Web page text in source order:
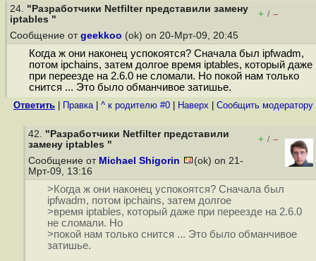
24. "Разработчики Netfilter представили замену
iptables "
+ / –
Сообщение от geekkoo (ok) on 20-Мрт-09, 20:45
Когда ж они наконец успокоятся? Сначала был ipfwadm,
потом ipchains, затем долгое время iptables, который даже
при переезде на 2.6.0 не сломали. Но покой нам только
снится ... Это было обманчивое затишье.
Ответить Правка| ^ к родителю #0 Наверх Cообщить модератору
42. "Разработчики Netfilter представили
замену iptables "
+ / –
Сообщение от Michael Shigorin
(ok) on 21-
Мрт-09, 13:16
>Когда ж они наконец успокоятся? Сначала был
ipfwadm, потом ipchains, затем долгое
>время iptables, который даже при переезде на 2.6.0
не сломали. Но
>покой нам только снится ... Это было обманчивое
затишье.